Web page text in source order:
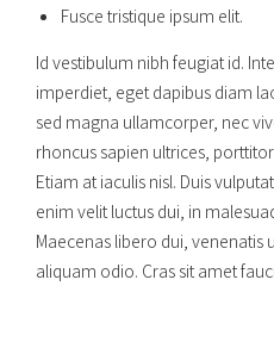
Fusce tristique ipsum elit.
Id vestibulum nibh feugiat id.
imperdiet, eget dapibus diam
sed magna ullamcorper, nec
rhoncus sapien ultrices,
Etiam at iaculis nisl. Duis
enim velit luctus dui, in
Maecenas libero dui, venenatis
aliquam odio. Cras sit amet